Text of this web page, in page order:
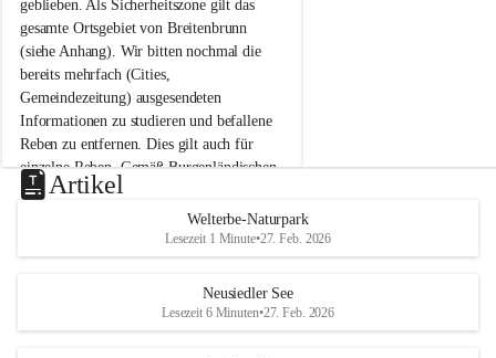
r
u
n
n
a
m
N
e
u
s
d
S
geblieben. Als Sicherheitszone gilt das
gesamte Ortsgebiet von Breitenbrunn
(siehe Anhang). Wir bitten nochmal die
bereits mehrfach (Cities,
Gemeindezeitung) ausgesendeten
Informationen zu studieren und befallene
Reben zu entfernen. Dies gilt auch für
einzelne Reben. Gemäß Burgenländischen
Weinbaugesetz sind nicht gepflegte oder
unzulässige Weingärten zu roden! Bitte
helfen wir zusammen um unsere Winzer
vor den prognostizierten Ernteausfällen
und den daraus folgenden wirtschaftlichen
u
e
d
r
S
Artikel
Welterbe-Naturpark
Lesezeit 1 Minute•27. Feb. 2026
Neusiedler See
Lesezeit 6 Minuten•27. Feb. 2026